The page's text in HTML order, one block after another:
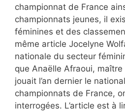
championnat de France
championnats jeunes, il
féminines et des
même article Jocelyne
nationale du secteur
que Anaëlle Afraoui, maître
jouait l’an dernier le
championnats de France,
interrogées. L’article est à